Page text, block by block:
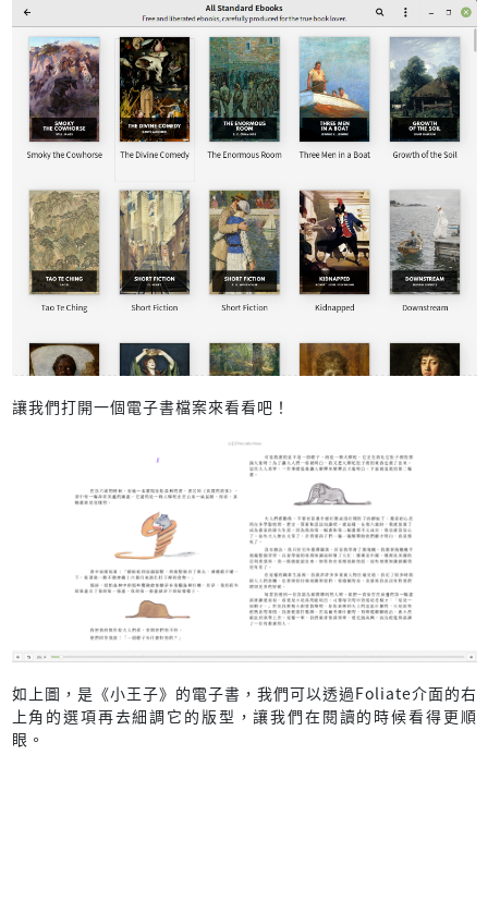
讓我們打開一個電子書檔案來看看吧！
如上圖，是《小王子》的電子書，我們可以透過Foliate介面的右
上角的選項再去細調它的版型，讓我們在閱讀的時候看得更順
眼。